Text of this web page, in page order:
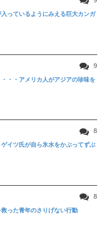
っているようにみえる巨大カンガ
9
・・アメリカ人がアジアの珍味を
8
イツ氏が自ら氷水をかぶってずぶ
8
った青年のさりげない行動